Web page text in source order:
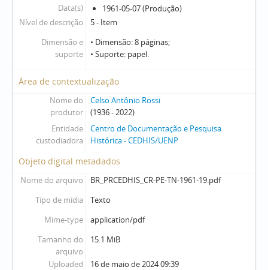
Data(s)
1961-05-07 (Produção)
Nível de descrição
5 - Item
Dimensão e
suporte
• Dimensão: 8 páginas;
• Suporte: papel.
Área de contextualização
Nome do
produtor
Celso Antônio Rossi
(1936 - 2022)
Entidade
custodiadora
Centro de Documentação e Pesquisa
Histórica - CEDHIS/UENP
Objeto digital metadados
Nome do arquivo
BR_PRCEDHIS_CR-PE-TN-1961-19.pdf
Tipo de mídia
Texto
Mime-type
application/pdf
Tamanho do
arquivo
15.1 MiB
Uploaded 16 de maio de 2024 09:39